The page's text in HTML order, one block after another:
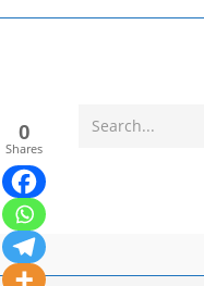
Skip
Search...
0
Shares